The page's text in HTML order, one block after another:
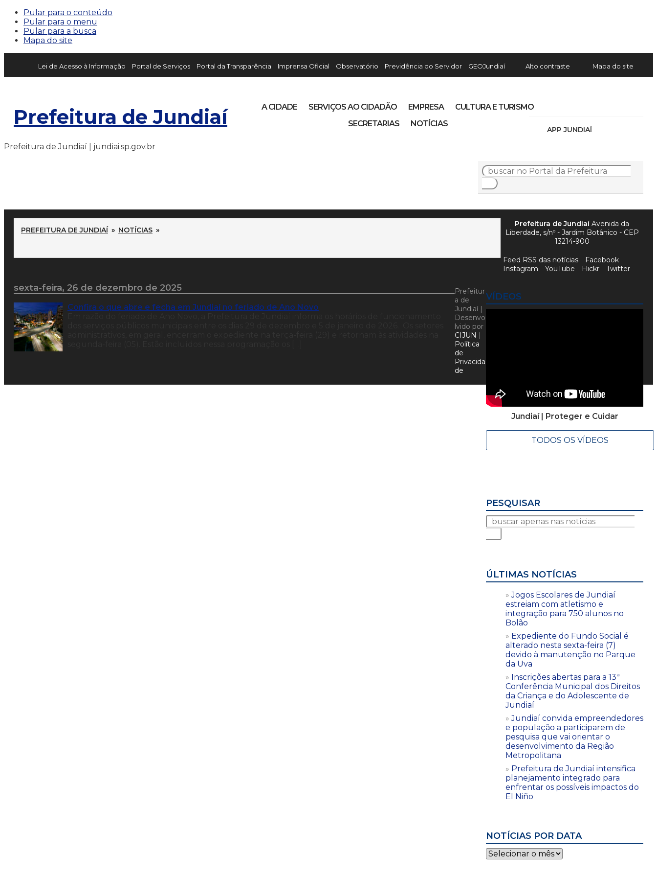
Pular para o conteúdo
Pular para o menu
Pular para a busca
Mapa do site
Lei de Acesso à Informação Portal de Serviços Portal da Transparência Imprensa Oficial Observatório Previdência do Servidor GEOJundiaí Alto contraste Mapa do site
Prefeitura de Jundiaí
APP JUNDIAÍ
A CIDADE SERVIÇOS AO CIDADÃO EMPRESA
CULTURA E TURISMO
SECRETARIAS
NOTÍCIAS
Prefeitura de Jundiaí | jundiai.sp.gov.br
PREFEITURA DE JUNDIAÍ » NOTÍCIAS »
sexta-feira, 26 de dezembro de 2025
Confira o que abre e fecha em Jundiaí no feriado de Ano Novo
VÍDEOS
Jundiaí | Proteger e Cuidar
TODOS OS VÍDEOS
PESQUISAR
ÚLTIMAS NOTÍCIAS
Jogos Escolares de Jundiaí
estreiam com atletismo e
integração para 750 alunos no
Bolão
Expediente do Fundo Social é
alterado nesta sexta-feira (7)
devido à manutenção no Parque
da Uva
Inscrições abertas para a 13ª
Conferência Municipal dos Direitos
da Criança e do Adolescente de
Jundiaí
Jundiaí convida empreendedores
e população a participarem de
pesquisa que vai orientar o
desenvolvimento da Região
Metropolitana
Prefeitura de Jundiaí intensifica
planejamento integrado para
enfrentar os possíveis impactos do
El Niño
NOTÍCIAS POR DATA
Notícias
por
Prefeitura de JundiaíAvenida da
Liberdade, s/nº - Jardim Botânico - CEP
13214-900
Feed RSS das notícias
Facebook
Instagram
YouTube Flickr Twitter
Prefeitur
a de
Jundiaí |
Desenvo
lvido por
CIJUN |
Política
de
Privacida
de